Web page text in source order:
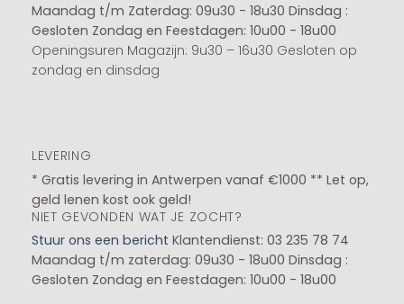
Maandag t/m Zaterdag: 09u30 - 18u30 Dinsdag :
Gesloten Zondag en Feestdagen: 10u00 - 18u00
Openingsuren Magazijn: 9u30 – 16u30 Gesloten op
zondag en dinsdag
LEVERING
* Gratis levering in Antwerpen vanaf €1000 ** Let op,
geld lenen kost ook geld!
NIET GEVONDEN WAT JE ZOCHT?
Stuur ons een bericht Klantendienst: 03 235 78 74
Maandag t/m zaterdag: 09u30 - 18u00 Dinsdag :
Gesloten Zondag en Feestdagen: 10u00 - 18u00